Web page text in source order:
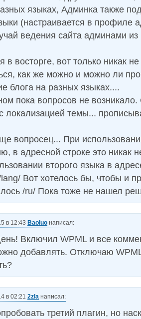
языках, Админка также
(настраивается в профиле
ведения сайта админами из
восторге, вот только никак не
как же можно и можно ли
блога на разных языках....
пока вопросов не
локализацией темы...
вопросец... При
в адресной строке это никак
второго языка в
Вот хотелось бы, чтобы и
/ru/ Пока тоже не нашел
в 12:43 Baoluo написал:
Включил WPML и все
добавлять. Отключаю
в 02:21 2zla написал:
третий плагин, но